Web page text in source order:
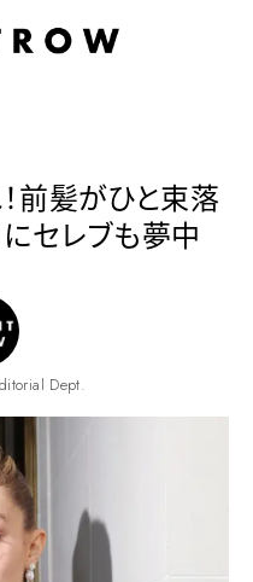
前髪がひと束落
セレブも夢中
Dept.